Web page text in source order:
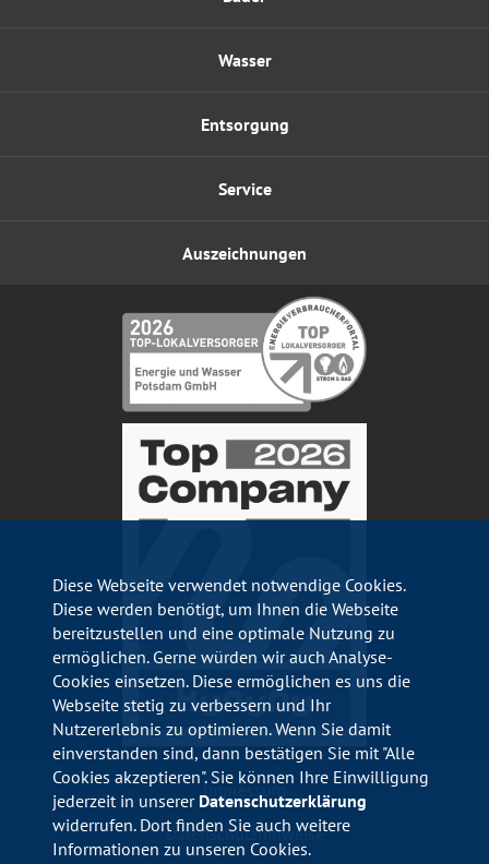
Wasser
Entsorgung
Service
Auszeichnungen
Impressum
Datenschutzhinweise
Diese Webseite verwendet notwendige Cookies.
Diese werden benötigt, um Ihnen die Webseite
bereitzustellen und eine optimale Nutzung zu
ermöglichen. Gerne würden wir auch Analyse-
Cookies einsetzen. Diese ermöglichen es uns die
Webseite stetig zu verbessern und Ihr
Nutzererlebnis zu optimieren. Wenn Sie damit
einverstanden sind, dann bestätigen Sie mit "Alle
Cookies akzeptieren". Sie können Ihre Einwilligung
jederzeit in unserer Datenschutzerklärung
widerrufen. Dort finden Sie auch weitere
Informationen zu unseren Cookies.